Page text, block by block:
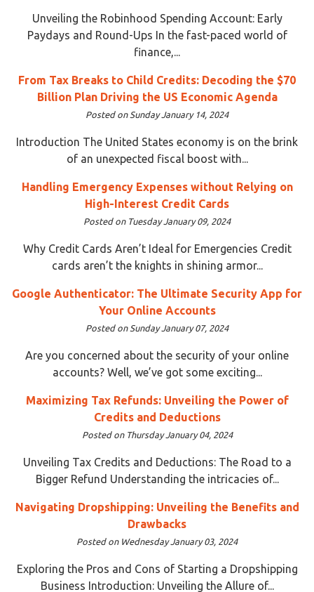
Unveiling the Robinhood Spending Account: Early
Paydays and Round-Ups In the fast-paced world of
finance,...
From Tax Breaks to Child Credits: Decoding the $70
Billion Plan Driving the US Economic Agenda
Posted on Sunday January 14, 2024
Introduction The United States economy is on the brink
of an unexpected fiscal boost with...
Handling Emergency Expenses without Relying on
High-Interest Credit Cards
Posted on Tuesday January 09, 2024
Why Credit Cards Aren’t Ideal for Emergencies Credit
cards aren’t the knights in shining armor...
Google Authenticator: The Ultimate Security App for
Your Online Accounts
Posted on Sunday January 07, 2024
Are you concerned about the security of your online
accounts? Well, we’ve got some exciting...
Maximizing Tax Refunds: Unveiling the Power of
Credits and Deductions
Posted on Thursday January 04, 2024
Unveiling Tax Credits and Deductions: The Road to a
Bigger Refund Understanding the intricacies of...
Navigating Dropshipping: Unveiling the Benefits and
Drawbacks
Posted on Wednesday January 03, 2024
Exploring the Pros and Cons of Starting a Dropshipping
Business Introduction: Unveiling the Allure of...